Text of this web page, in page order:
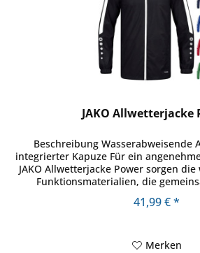
JAKO Allwetterjacke
Beschreibung Wasserabweisende
integrierter Kapuze Für ein
JAKO Allwetterjacke Power sorgen
Funktionsmaterialien, die
41,99 € *
Merken